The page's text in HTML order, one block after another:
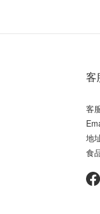
客
客
地
食